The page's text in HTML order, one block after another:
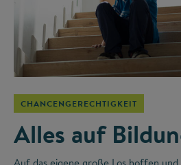
CHANCENGERECHTIGKEIT
Alles auf